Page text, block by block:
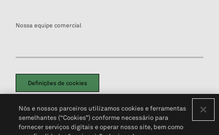
Nossa equipe comercial
Definições de cookies
Política de PrivacidadePortal de privacidade do cliente (em inglês)
Não Venda Minhas Informações Pessoais© 2026 S&P Global
Nós e nossos parceiros utilizamos cookies e ferramentas
semelhantes (“Cookies”) conforme necessário para
fornecer serviços digitais e operar nosso site, bem como